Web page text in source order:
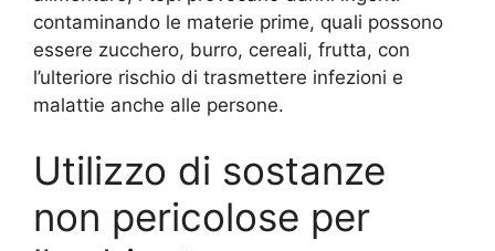
contaminando le materie prime, quali possono
essere zucchero, burro, cereali, frutta, con
l’ulteriore rischio di trasmettere infezioni e
malattie anche alle persone.
Utilizzo di sostanze
non pericolose per